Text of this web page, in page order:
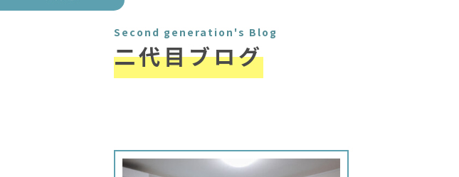
Second generation's Blog
二代目ブログ